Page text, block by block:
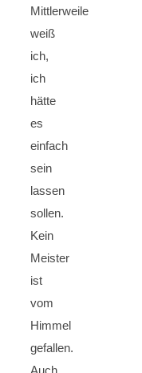
Mittlerweile
weiß
ich,
ich
hätte
es
einfach
sein
lassen
sollen.
Kein
Meister
ist
vom
Himmel
gefallen.
Auch